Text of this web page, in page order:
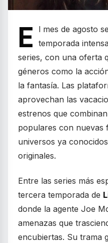
E
l mes de agosto
temporada
series, con una oferta
géneros como la
la fantasía. Las
aprovechan las
estrenos que
populares con nuevas
universos ya
originales.
Entre las series más
tercera temporada de
donde la agente Joe
amenazas que
encubiertas. Su trama